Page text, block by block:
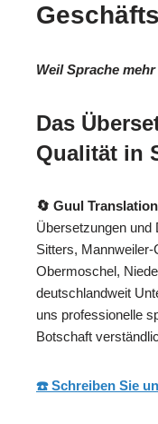
Weil Sprache
Das
Qualität in
🔄 Guul
Übersetzungen und
Sitters,
Obermoschel,
deutschlandweit
uns professionelle
Botschaft
☎️ Schreiben Sie